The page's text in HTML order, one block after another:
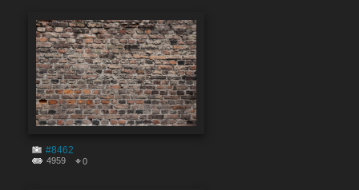
#8462
4959 0